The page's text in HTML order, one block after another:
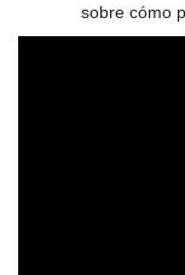
sobre cómo